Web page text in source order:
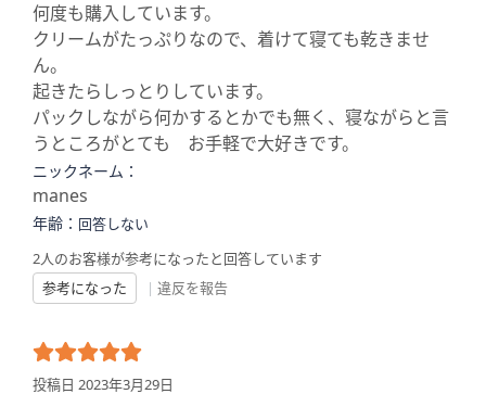
何度も購入しています。
クリームがたっぷりなので、着けて寝ても乾きませ
ん。
起きたらしっとりしています。
パックしながら何かするとかでも無く、寝ながらと言
うところがとても お手軽で大好きです。
ニックネーム：
manes
年齢： 回答しない
2人のお客様が参考になったと回答しています
参考になった
| 違反を報告
投稿日 2023年3月29日